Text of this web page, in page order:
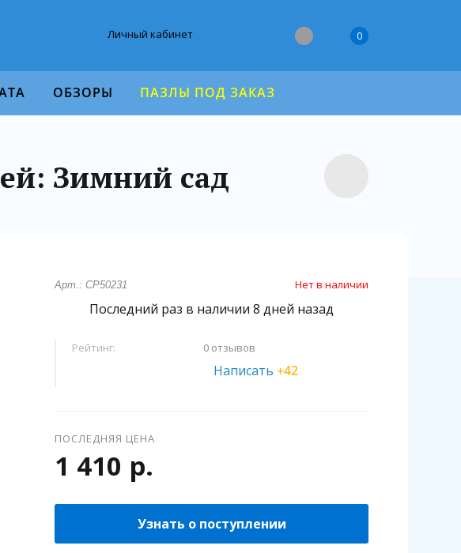
Личный кабинет 0
ОБЗОРЫ ПАЗЛЫ ПОД ЗАКАЗ
Зимний сад
Арт.: CP50231 Нет в наличии
Последний раз в наличии 8 дней назад
Рейтинг: 0 отзывов
Написать+42
ПОСЛЕДНЯЯ ЦЕНА
1 410 р.
Узнать о поступлении